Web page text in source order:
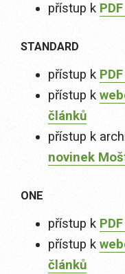
přístup k
STANDARD
přístup k
přístup k
článků
přístup k
novinek
ONE
přístup k
přístup k
článků